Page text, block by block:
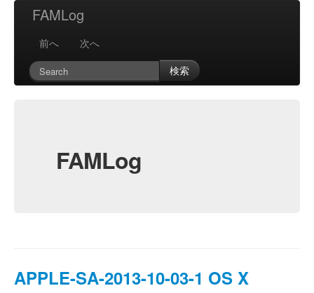
FAMLog
前へ
次へ
検索
FAMLog
APPLE-SA-2013-10-03-1 OS X